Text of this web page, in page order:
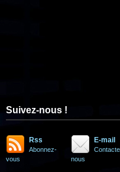
Suivez-nous !
Rss
Abonnez-
vous
E-mail
nous